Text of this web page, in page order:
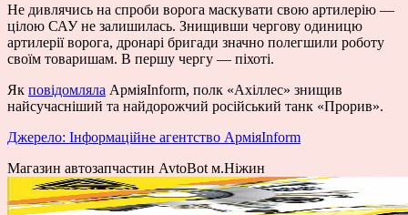
Не дивлячись на спроби ворога маскувати свою артилерію —
цілою САУ не залишилась. Знищивши чергову одиницю
артилерії ворога, дронарі бригади значно полегшили роботу
своїм товаришам. В першу чергу — піхоті.
Як повідомляла АрміяInform, полк «Ахіллес» знищив
найсучасніший та найдорожчий російський танк «Прорив».
Джерело: Інформаційне агентство АрміяInform
Магазин автозапчастин AvtoBot м.Ніжин